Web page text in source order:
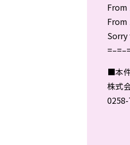
From
From
Sorry
■本
株式